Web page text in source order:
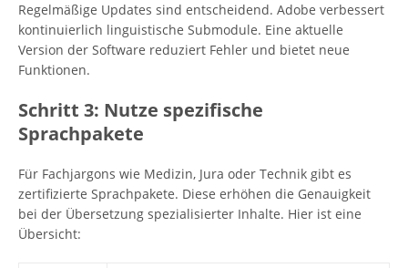
Regelmäßige Updates sind entscheidend. Adobe verbessert
kontinuierlich linguistische Submodule. Eine aktuelle
Version der Software reduziert Fehler und bietet neue
Funktionen.
Schritt 3: Nutze spezifische
Sprachpakete
Für Fachjargons wie Medizin, Jura oder Technik gibt es
zertifizierte Sprachpakete. Diese erhöhen die Genauigkeit
bei der Übersetzung spezialisierter Inhalte. Hier ist eine
Übersicht: